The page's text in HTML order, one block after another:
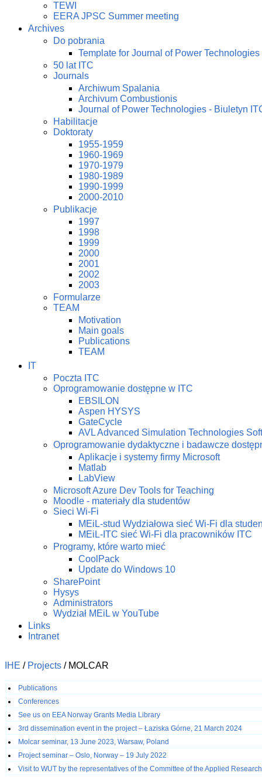
TEWI
EERA JPSC Summer meeting
Archives
Do pobrania
Template for Journal of Power Technologies
50 lat ITC
Journals
Archiwum Spalania
Archivum Combustionis
Journal of Power Technologies - Biuletyn
Habilitacje
Doktoraty
1955-1959
1960-1969
1970-1979
1980-1989
1990-1999
2000-2010
Publikacje
1997
1998
1999
2000
2001
2002
2003
Formularze
TEAM
Motivation
Main goals
Publications
TEAM
IT
Poczta ITC
Oprogramowanie dostępne w ITC
EBSILON
Aspen HYSYS
GateCycle
AVL Advanced Simulation Technologies
Oprogramowanie dydaktyczne i badawcze
Aplikacje i systemy firmy Microsoft
Matlab
LabView
Microsoft Azure Dev Tools for Teaching
Moodle - materiały dla studentów
Sieci Wi-Fi
MEiL-stud Wydziałowa sieć Wi-Fi dla
MEiL-ITC sieć Wi-Fi dla pracowników ITC
Programy, które warto mieć
CoolPack
Update do Windows 10
SharePoint
Hysys
Administrators
Wydział MEiL w YouTube
Links
Intranet
IHE / Projects / MOLCAR
Publications
Conferences
See us on EEA Norway Grants Media Library
3rd dissemination event in the project – Łaziska Górne, 21 March 2024
Molcar seminar, 13 June 2023, Warsaw, Poland
Project seminar – Oslo, Norway – 19 July 2022
Visit to WUT by the representatives of the Committee of the Applied